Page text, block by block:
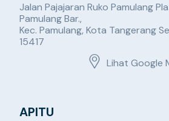
Jalan Pajajaran Ruko Pamulang
Pamulang Bar.,
Kec. Pamulang, Kota Tangerang
15417
Lihat Google
APITU